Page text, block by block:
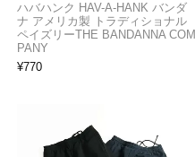
ハバハンク HAV-A-HANK バンダ
ナ アメリカ製 トラディショナル
ペイズリーTHE BANDANNA COM
PANY
¥770